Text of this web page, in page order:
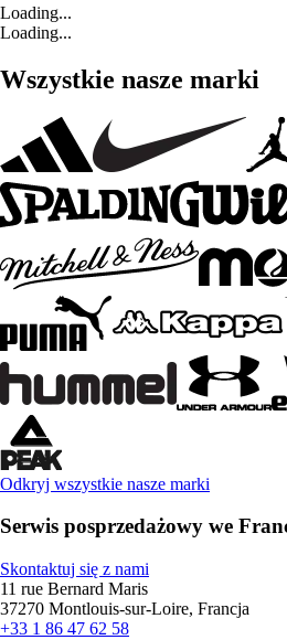
Loading...
Loading...
Wszystkie nasze marki
Odkryj wszystkie nasze marki
Serwis posprzedażowy we
Skontaktuj się z nami
11 rue Bernard Maris
37270 Montlouis-sur-Loire, Francja
+33 1 86 47 62 58